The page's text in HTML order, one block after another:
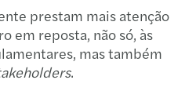
prestam mais atenção
em reposta, não só, às
mas também
.